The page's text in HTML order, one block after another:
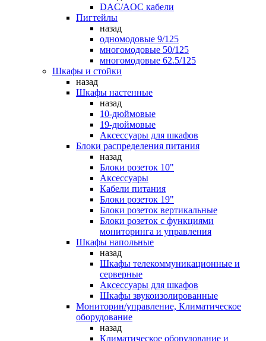
DAC/AOC кабели
Пигтейлы
назад
одномодовые 9/125
многомодовые 50/125
многомодовые 62.5/125
Шкафы и стойки
назад
Шкафы настенные
назад
10-дюймовые
19-дюймовые
Аксессуары для шкафов
Блоки распределения питания
назад
Блоки розеток 10"
Аксессуары
Кабели питания
Блоки розеток 19"
Блоки розеток вертикальные
Блоки розеток с функциями
мониторинга и управления
Шкафы напольные
назад
Шкафы телекоммуникационные и
серверные
Аксессуары для шкафов
Шкафы звукоизолированные
Мониторин/управление, Климатическое
оборудование
назад
Климатическое оборудование и